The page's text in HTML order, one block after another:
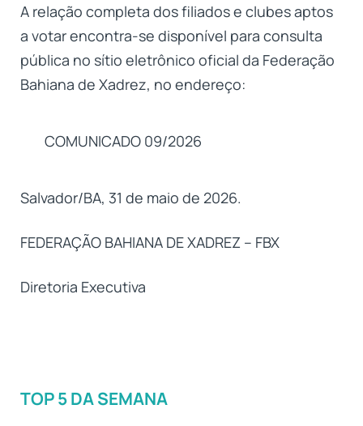
A relação completa dos filiados e clubes aptos
a votar encontra-se disponível para consulta
pública no sítio eletrônico oficial da Federação
Bahiana de Xadrez, no endereço:
COMUNICADO 09/2026
Salvador/BA, 31 de maio de 2026.
FEDERAÇÃO BAHIANA DE XADREZ – FBX
Diretoria Executiva
TOP 5 DA SEMANA